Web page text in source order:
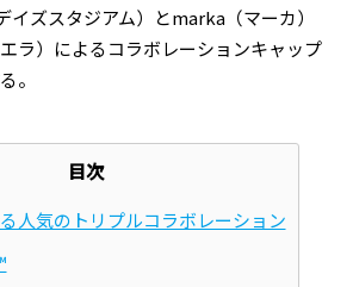
イズスタジアム）とmarka（マーカ）
ラ）によるコラボレーションキャップ
。
目次
人気のトリプルコラボレーション